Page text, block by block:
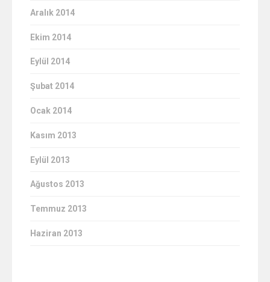
Aralık 2014
Ekim 2014
Eylül 2014
Şubat 2014
Ocak 2014
Kasım 2013
Eylül 2013
Ağustos 2013
Temmuz 2013
Haziran 2013